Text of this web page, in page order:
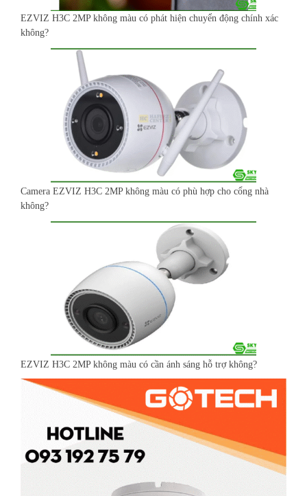
EZVIZ H3C 2MP không màu có phát hiện chuyển động chính xác
không?
Camera EZVIZ H3C 2MP không màu có phù hợp cho cổng nhà
không?
EZVIZ H3C 2MP không màu có cần ánh sáng hỗ trợ không?